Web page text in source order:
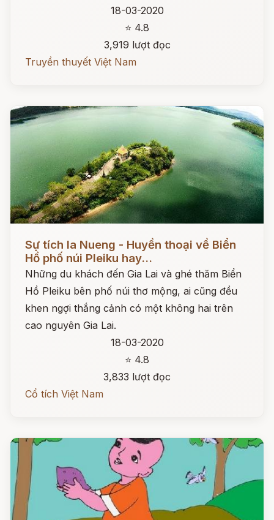
18-03-2020
⭐ 4.8
3,919 lượt đọc
Truyền thuyết Việt Nam
Sự tích Ia Nueng - Huyền thoại về Biển
Hồ phố núi Pleiku hay...
Những du khách đến Gia Lai và ghé thăm Biển
Hồ Pleiku bên phố núi thơ mộng, ai cũng đều
khen ngợi thắng cảnh có một không hai trên
cao nguyên Gia Lai.
18-03-2020
⭐ 4.8
3,833 lượt đọc
Cổ tích Việt Nam